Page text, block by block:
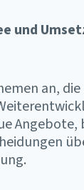
und
an,
Angebote,